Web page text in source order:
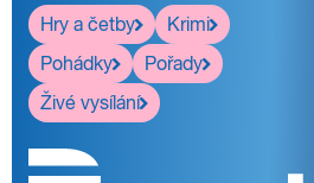
Hry a četby
Krimi
Pohádky
Pořady
Živé vysílání